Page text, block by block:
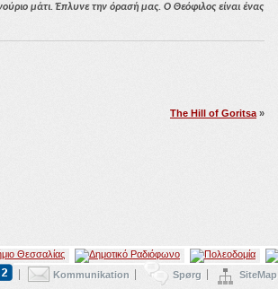
μάτι. Έπλυνε την όρασή μας. Ο Θεόφιλος είναι ένας
The Hill of Goritsa »
Kommunikation Spørg SiteMap